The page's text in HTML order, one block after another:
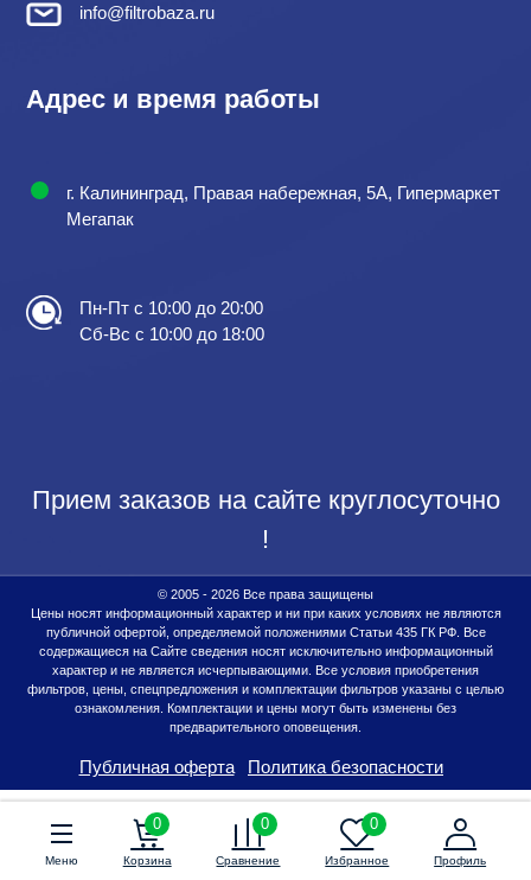
info@filtrobaza.ru
Адрес и время работы
г. Калининград, Правая набережная, 5А, Гипермаркет
Мегапак
Пн-Пт с 10:00 до 20:00
Сб-Вс с 10:00 до 18:00
Прием заказов на сайте круглосуточно
!
© 2005 - 2026 Все права защищены
Цены носят информационный характер и ни при каких условиях не являются
публичной офертой, определяемой положениями Статьи 435 ГК РФ. Все
содержащиеся на Сайте сведения носят исключительно информационный
характер и не является исчерпывающими. Все условия приобретения
фильтров, цены, спецпредложения и комплектации фильтров указаны с целью
ознакомления. Комплектации и цены могут быть изменены без
предварительного оповещения.
Публичная оферта Политика безопасности
Меню
0
Корзина
0
Сравнение
0
Избранное Профиль